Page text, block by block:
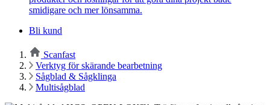
smidigare och mer lönsamma.
Bli kund
Scanfast
Verktyg för skärande bearbetning
Sågblad & Sågklinga
Multisågblad